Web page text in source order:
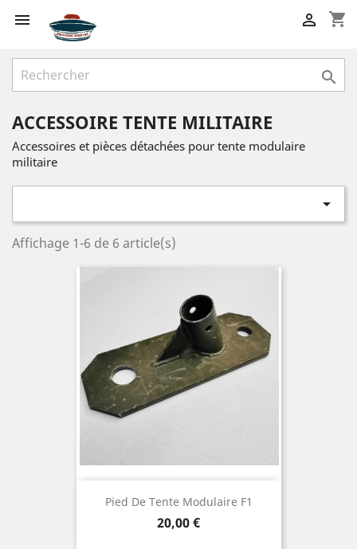
 shopping_cart


ACCESSOIRE TENTE MILITAIRE
Accessoires et pièces détachées pour tente modulaire
militaire

Affichage 1-6 de 6 article(s)
Pied De Tente Modulaire F1
Prix
20,00 €